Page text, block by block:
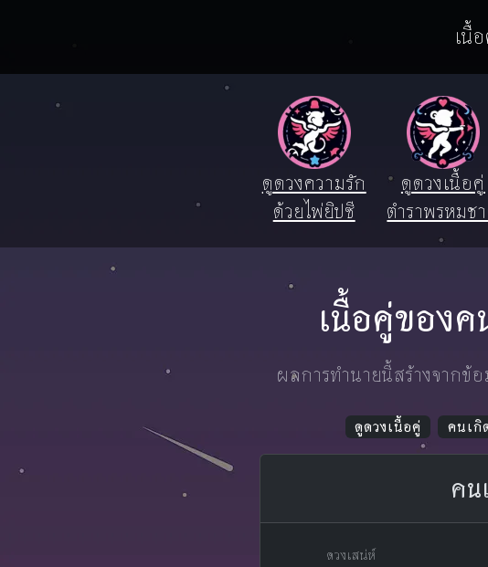
เนื้
ดูดวงความรัก
ด้วยไพ่ยิปซี
ดูดวงเนื้อคู่
ตำราพรหมช
เนื้อคู่ของ
ผลการทำนายนี้สร้างจากข้
ดูดวงเนื้อคู่ คนเกิ
คน
ดวงเสน่ห์